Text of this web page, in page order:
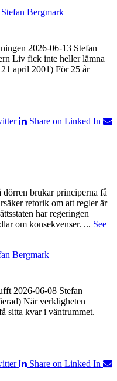
Bergmark
2026-06-13 Stefan
Liv fick inte heller lämna
april 2001) För 25 år
Share on Linked In
brukar principerna få
retorik om att regler är
har regeringen
om konsekvenser. ... See
Bergmark
2026-06-08 Stefan
När verkligheten
sitta kvar i väntrummet.
Share on Linked In